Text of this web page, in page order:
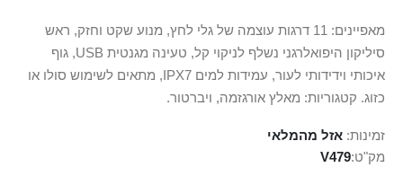
מאפיינים: 11 דרגות עוצמה של גלי לחץ, מנוע שקט וחזק, ראש
סיליקון היפואלרגני נשלף לניקוי קל, טעינה מגנטית USB, גוף
איכותי וידידותי לעור, עמידות למים IPX7, מתאים לשימוש סולו או
כזוג. קטגוריות: מאלץ אורגזמה, ויברטור.
זמינות: אזל מהמלאי
מק"ט V479